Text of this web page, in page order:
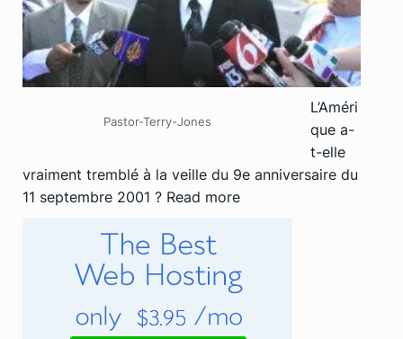
Pastor-Terry-Jones
L’Améri
que a-
t-elle
vraiment tremblé à la veille du 9e anniversaire du
11 septembre 2001 ? Read more